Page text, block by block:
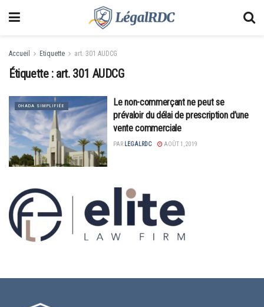
Accueil Etiquette art. 301 AUDCG
Étiquette : art. 301 AUDCG
OHADA SIMPLIFIÉE
Le non-commerçant ne peut se
prévaloir du délai de prescription d’une
vente commerciale
PAR LEGALRDC AOÛT 1, 2019